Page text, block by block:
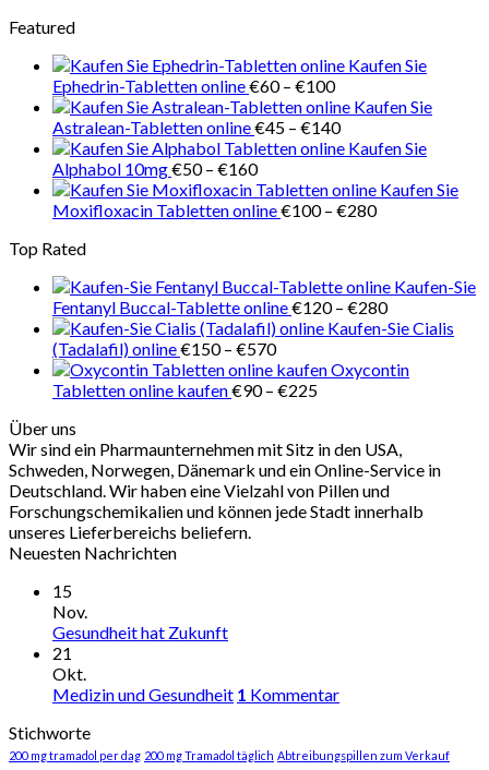
Featured
Kaufen Sie
Ephedrin-Tabletten online€60 – €100Preisspanne:
€60
bis
€100
Kaufen Sie
Astralean-Tabletten online€45 – €140Preisspanne:
€45
€140
Kaufen Sie
Alphabol 10mg€50 – €160Preisspanne:
€50
bis
Kaufen Sie
Moxifloxacin Tabletten online€100 – €280Preisspanne:
Top Rated
Kaufen-Sie
Fentanyl Buccal-Tablette online€120 – €280Preisspanne:
€120
€280
Kaufen-Sie Cialis
(Tadalafil) online€150 – €570Preisspanne:
€150
bis
Oxycontin
Tabletten online kaufen€90 – €225Preisspanne:
€225
Über uns
Wir sind ein Pharmaunternehmen mit Sitz in den USA,
Schweden, Norwegen, Dänemark und ein Online-Service in
Deutschland. Wir haben eine Vielzahl von Pillen und
Forschungschemikalien und können jede Stadt innerhalb
unseres Lieferbereichs beliefern.
Neuesten Nachrichten
15
Nov.
Gesundheit hat Zukunft
21
Okt.
Medizin und Gesundheit 1 Kommentar
Stichworte
200 mg tramadol per dag 200 mg Tramadol täglich Abtreibungspillen zum Verkauf